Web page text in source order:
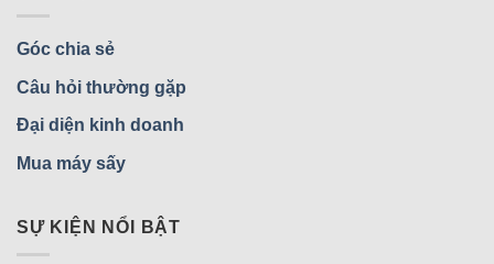
Góc chia sẻ
Câu hỏi thường gặp
Đại diện kinh doanh
Mua máy sấy
SỰ KIỆN NỔI BẬT